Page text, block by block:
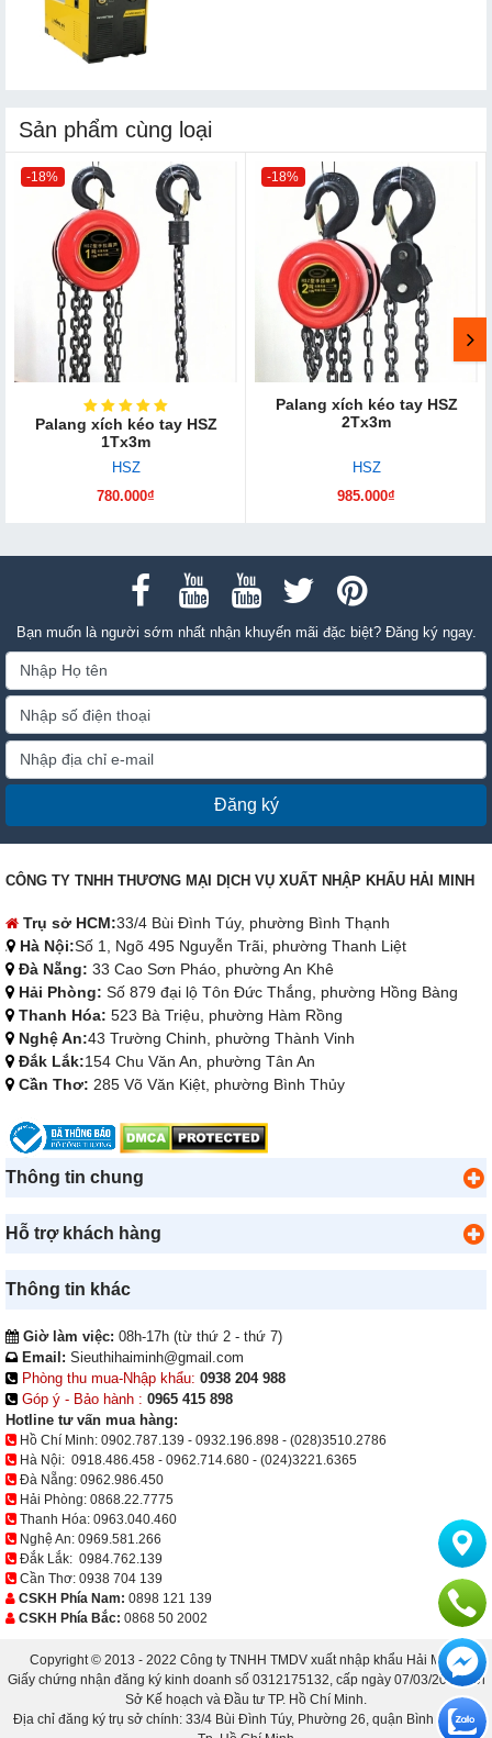
Sản phẩm cùng loại
-18%
Palang xích kéo tay HSZ
1Tx3m
HSZ
780.000₫
-18%
Palang xích kéo tay HSZ
2Tx3m
HSZ
985.000₫
Bạn muốn là người sớm nhất nhận khuyến mãi đặc biệt? Đăng ký ngay.
Đăng ký
CÔNG TY TNHH THƯƠNG MẠI DỊCH VỤ XUẤT NHẬP KHẨU HẢI MINH
Trụ sở HCM:33/4 Bùi Đình Túy, phường Bình Thạnh
Hà Nội:Số 1, Ngõ 495 Nguyễn Trãi, phường Thanh Liệt
Đà Nẵng: 33 Cao Sơn Pháo, phường An Khê
Hải Phòng: Số 879 đại lộ Tôn Đức Thắng, phường Hồng Bàng
Thanh Hóa: 523 Bà Triệu, phường Hàm Rồng
Nghệ An:43 Trường Chinh, phường Thành Vinh
Đắk Lắk:154 Chu Văn An, phường Tân An
Cần Thơ: 285 Võ Văn Kiệt, phường Bình Thủy
Thông tin chung
Hỗ trợ khách hàng
Thông tin khác
Giờ làm việc: 08h-17h (từ thứ 2 - thứ 7)
Email: Sieuthihaiminh@gmail.com
Phòng thu mua-Nhập khẩu: 0938 204 988
Góp ý - Bảo hành : 0965 415 898
Hotline tư vấn mua hàng:
Hồ Chí Minh: 0902.787.139 - 0932.196.898 - (028)3510.2786
Hà Nội: 0918.486.458 - 0962.714.680 - (024)3221.6365
Đà Nẵng: 0962.986.450
Hải Phòng: 0868.22.7775
Thanh Hóa: 0963.040.460
Nghệ An: 0969.581.266
Đắk Lắk: 0984.762.139
Cần Thơ: 0938 704 139
CSKH Phía Nam: 0898 121 139
CSKH Phía Bắc: 0868 50 2002
Copyright © 2013 - 2022 Công ty TNHH TMDV xuất nhập khẩu Hải Minh.
Giấy chứng nhận đăng ký kinh doanh số 0312175132, cấp ngày 07/03/2013 bởi
Sở Kế hoạch và Đầu tư TP. Hồ Chí Minh.
Địa chỉ đăng ký trụ sở chính: 33/4 Bùi Đình Túy, Phường 26, quận Bình Thạnh,